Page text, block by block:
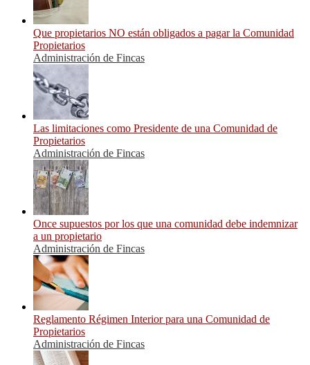
Que propietarios NO están obligados a pagar la Comunidad
Propietarios
Administración de Fincas
Las limitaciones como Presidente de una Comunidad de
Propietarios
Administración de Fincas
Once supuestos por los que una comunidad debe indemnizar
a un propietario
Administración de Fincas
Reglamento Régimen Interior para una Comunidad de
Propietarios
Administración de Fincas